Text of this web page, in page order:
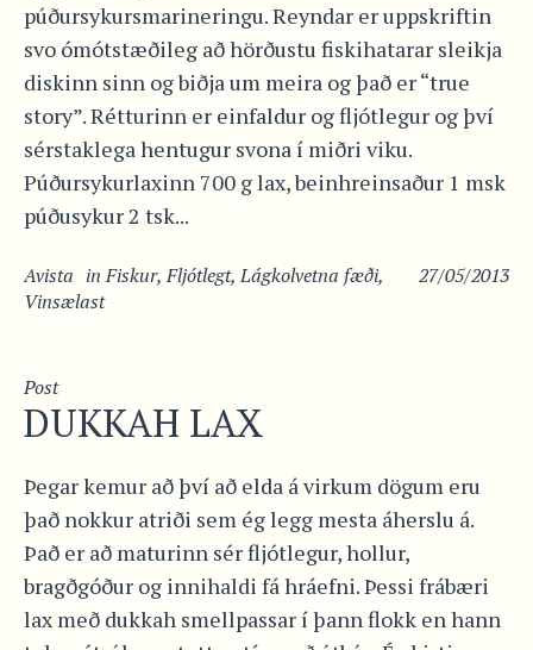
púðursykursmarineringu. Reyndar er uppskriftin
svo ómótstæðileg að hörðustu fiskihatarar sleikja
diskinn sinn og biðja um meira og það er “true
story”. Rétturinn er einfaldur og fljótlegur og því
sérstaklega hentugur svona í miðri viku.
Púðursykurlaxinn 700 g lax, beinhreinsaður 1 msk
púðusykur 2 tsk...
27/05/2013
Avista inFiskur,Fljótlegt,Lágkolvetna fæði,
Vinsælast
Post
DUKKAH LAX
Þegar kemur að því að elda á virkum dögum eru
það nokkur atriði sem ég legg mesta áherslu á.
Það er að maturinn sér fljótlegur, hollur,
bragðgóður og innihaldi fá hráefni. Þessi frábæri
lax með dukkah smellpassar í þann flokk en hann